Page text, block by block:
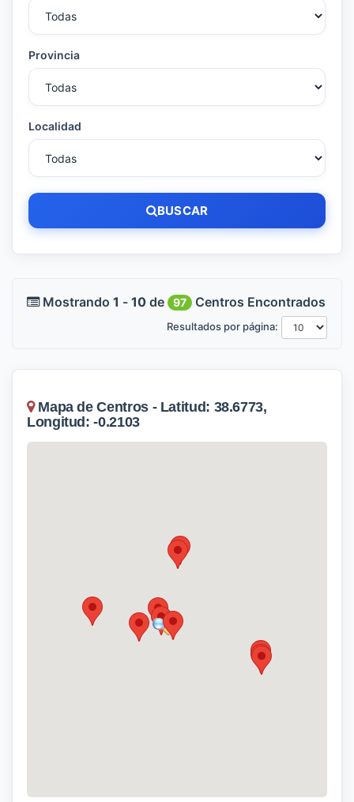
Provincia
Localidad
BUSCAR
Mostrando 1 - 10 de 97 Centros Encontrados
Resultados por página:
Mapa de Centros - Latitud: 38.6773,
Longitud: -0.2103